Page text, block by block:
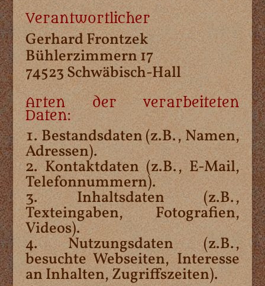
Verantwortlicher
Gerhard Frontzek
Bühlerzimmern 17
74523 Schwäbisch-Hall
Arten der verarbeiteten
Daten:
Bestandsdaten (z.B., Namen,
Adressen).
Kontaktdaten (z.B., E-Mail,
Telefonnummern).
Inhaltsdaten (z.B.,
Texteingaben, Fotografien,
Videos).
Nutzungsdaten (z.B.,
besuchte Webseiten, Interesse
an Inhalten, Zugriffszeiten).